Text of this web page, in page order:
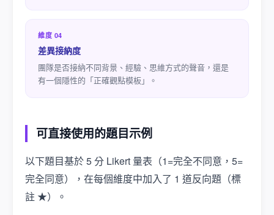
維度 04
差異接納度
團隊是否接納不同背景、經驗、思維方式的聲音，還是
有一個隱性的「正確觀點模板」。
可直接使用的題目示例
以下題目基於 5 分 Likert 量表（1=完全不同意，5=
完全同意），在每個維度中加入了 1 道反向題（標
註 ★）。